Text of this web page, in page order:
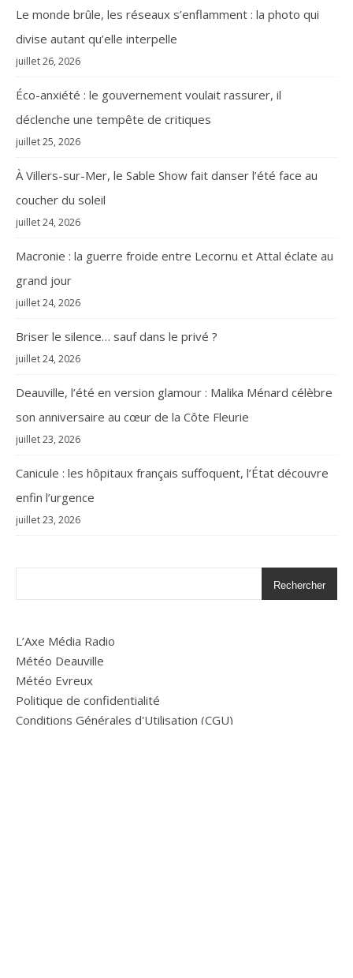
Le monde brûle, les réseaux s’enflamment : la photo qui
divise autant qu’elle interpelle
juillet 26, 2026
Éco-anxiété : le gouvernement voulait rassurer, il
déclenche une tempête de critiques
juillet 25, 2026
À Villers-sur-Mer, le Sable Show fait danser l’été face au
coucher du soleil
juillet 24, 2026
Macronie : la guerre froide entre Lecornu et Attal éclate au
grand jour
juillet 24, 2026
Briser le silence… sauf dans le privé ?
juillet 24, 2026
Deauville, l’été en version glamour : Malika Ménard célèbre
son anniversaire au cœur de la Côte Fleurie
juillet 23, 2026
Canicule : les hôpitaux français suffoquent, l’État découvre
enfin l’urgence
juillet 23, 2026
Rechercher
L’Axe Média Radio
Météo Deauville
Météo Evreux
Politique de confidentialité
Conditions Générales d'Utilisation (CGU)